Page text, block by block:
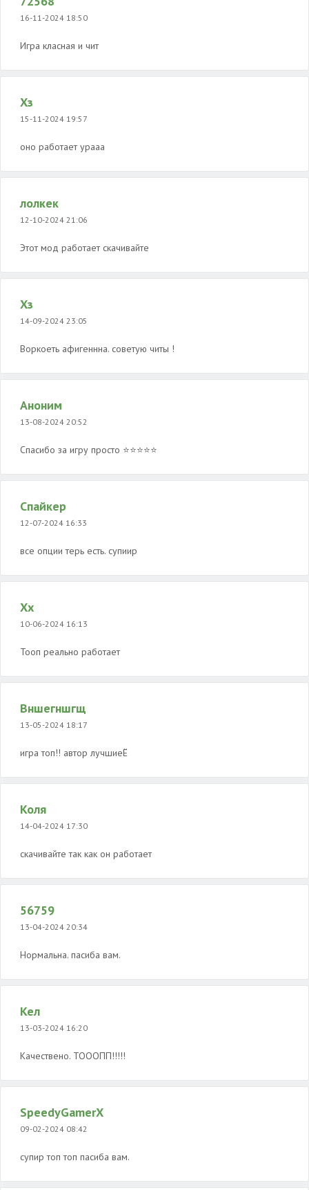
16-11-2024 18:50
Игра класная и чит
Хз
15-11-2024 19:57
оно работает урааа
лолкек
12-10-2024 21:06
Этот мод работает скачивайте
Хз
14-09-2024 23:05
Воркоеть афигеннна. советую читы !
Аноним
13-08-2024 20:52
Спасибо за игру просто ⭐⭐⭐⭐⭐
Спайкер
12-07-2024 16:33
все опции терь есть. супиир
Хх
10-06-2024 16:13
Тооп реально работает
Вншегншгщ
13-05-2024 18:17
игра топ!! автор лучшиеЁ
Коля
14-04-2024 17:30
скачивайте так как он работает
56759
13-04-2024 20:34
Нормальна. пасиба вам.
Кел
13-03-2024 16:20
Качествено. ТОООПП!!!!!
SpeedyGamerX
09-02-2024 08:42
супир топ топ пасиба вам.